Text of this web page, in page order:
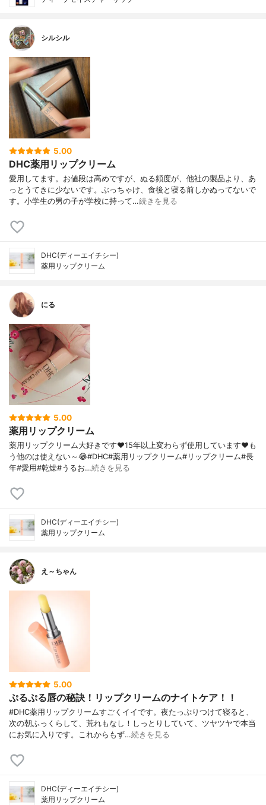
シルシル
5.00
DHC薬用リップクリーム
愛用してます。お値段は高めですが、ぬる頻度が、他社の製品より、あ
っとうてきに少ないです。ぶっちゃけ、食後と寝る前しかぬってないで
す。小学生の男の子が学校に持って…続きを見る
DHC(ディーエイチシー)
薬用リップクリーム
にる
5.00
薬用リップクリーム
薬用リップクリーム大好きです♥️15年以上変わらず使用しています♥️も
う他のは使えない～😂#DHC#薬用リップクリーム#リップクリーム#長
年#愛用#乾燥#うるお…続きを見る
DHC(ディーエイチシー)
薬用リップクリーム
え～ちゃん
5.00
ぷるぷる唇の秘訣！リップクリームのナイトケア！！
#DHC薬用リップクリームすごくイイです。夜たっぷりつけて寝ると、
次の朝ふっくらして、荒れもなし！しっとりしていて、ツヤツヤで本当
にお気に入りです。これからもず…続きを見る
DHC(ディーエイチシー)
薬用リップクリーム